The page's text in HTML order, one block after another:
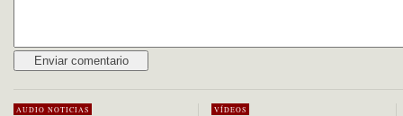
AUDIO NOTICIAS VÍDEOS